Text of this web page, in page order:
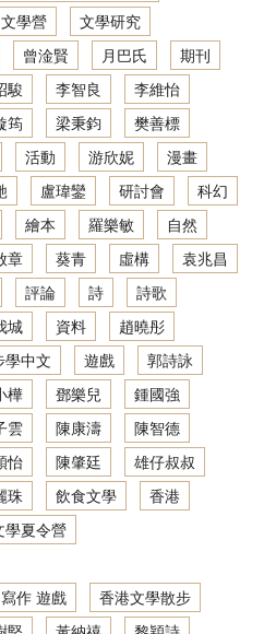
文學營
文學研究
曾淦賢 月巴氏
期刊
駿 李智良
李維怡
筠 梁秉鈞
樊善標
活動 游欣妮
漫畫
盧瑋鑾 研討會
科幻
繪本 羅樂敏
自然
章 葵青 虛構
袁兆昌
評論 詩
詩歌
城 資料
趙曉彤
學中文 遊戲
郭詩詠
樺 鄧樂兒
鍾國強
雲 陳康濤
陳智德
怡 陳肇廷
雄仔叔叔
珠 飲食文學
香港
學夏令營
作 遊戲
香港文學散步